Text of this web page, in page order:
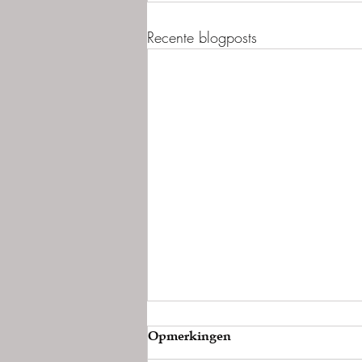
Recente blogposts
Opmerkingen